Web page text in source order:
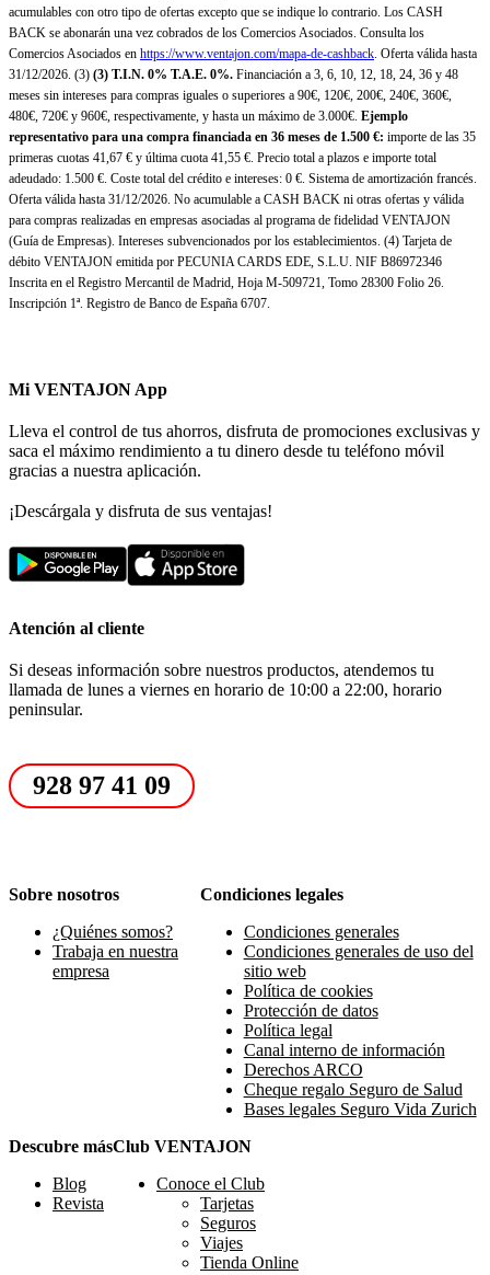
acumulables con otro tipo de ofertas excepto que se indique lo contrario. Los CASH
BACK se abonarán una vez cobrados de los Comercios Asociados. Consulta los
Comercios Asociados en https://www.ventajon.com/mapa-de-cashback. Oferta válida hasta
31/12/2026. (3) (3) T.I.N. 0% T.A.E. 0%. Financiación a 3, 6, 10, 12, 18, 24, 36 y 48
meses sin intereses para compras iguales o superiores a 90€, 120€, 200€, 240€, 360€,
480€, 720€ y 960€, respectivamente, y hasta un máximo de 3.000€. Ejemplo
representativo para una compra financiada en 36 meses de 1.500 €: importe de las 35
primeras cuotas 41,67 € y última cuota 41,55 €. Precio total a plazos e importe total
adeudado: 1.500 €. Coste total del crédito e intereses: 0 €. Sistema de amortización francés.
Oferta válida hasta 31/12/2026. No acumulable a CASH BACK ni otras ofertas y válida
para compras realizadas en empresas asociadas al programa de fidelidad VENTAJON
(Guía de Empresas). Intereses subvencionados por los establecimientos. (4) Tarjeta de
débito VENTAJON emitida por PECUNIA CARDS EDE, S.L.U. NIF B86972346
Inscrita en el Registro Mercantil de Madrid, Hoja M-509721, Tomo 28300 Folio 26.
Inscripción 1ª. Registro de Banco de España 6707.
Mi VENTAJON App
Lleva el control de tus ahorros, disfruta de promociones exclusivas y
saca el máximo rendimiento a tu dinero desde tu teléfono móvil
gracias a nuestra aplicación.
¡Descárgala y disfruta de sus ventajas!
Atención al cliente
Si deseas información sobre nuestros productos, atendemos tu
llamada de lunes a viernes en horario de 10:00 a 22:00, horario
peninsular.
928 97 41 09
Sobre nosotros
¿Quiénes somos?
Trabaja en nuestra
empresa
Condiciones legales
Condiciones generales
Condiciones generales de uso del
sitio web
Política de cookies
Protección de datos
Política legal
Canal interno de información
Derechos ARCO
Cheque regalo Seguro de Salud
Bases legales Seguro Vida Zurich
Descubre más
Blog
Revista
Club VENTAJON
Conoce el Club
Tarjetas
Seguros
Viajes
Tienda Online